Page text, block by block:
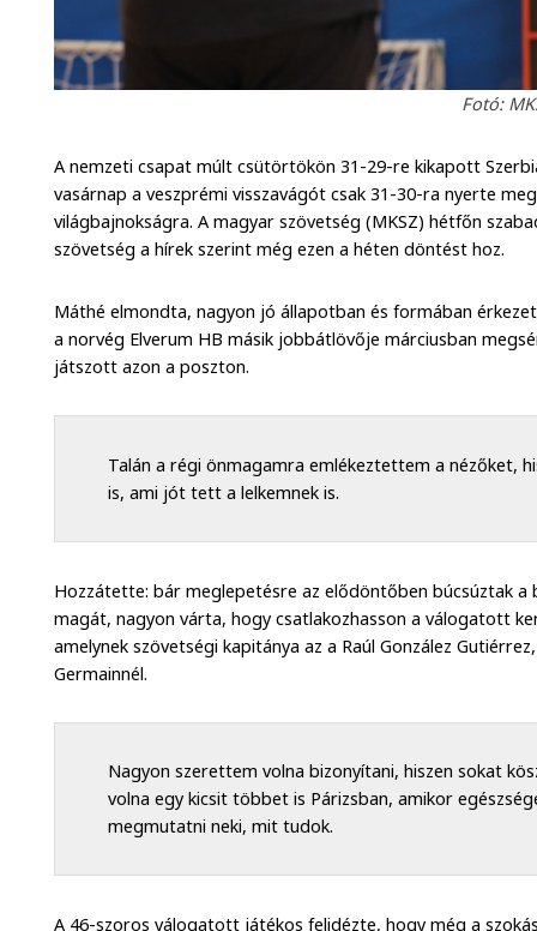
Fotó:
A nemzeti csapat múlt csütörtökön 31-29-re kikapott
vasárnap a veszprémi visszavágót csak 31-30-ra nyerte
világbajnokságra. A magyar szövetség (MKSZ) hétfőn
szövetség a hírek szerint még ezen a héten döntést hoz.
Máthé elmondta, nagyon jó állapotban és formában
a norvég Elverum HB másik jobbátlövője márciusban
játszott azon a poszton.
Talán a régi önmagamra emlékeztettem a nézőket,
is, ami jót tett a lelkemnek is.
Hozzátette: bár meglepetésre az elődöntőben búcsúztak
magát, nagyon várta, hogy csatlakozhasson a válogatott
amelynek szövetségi kapitánya az a Raúl González
Germainnél.
Nagyon szerettem volna bizonyítani, hiszen sokat
volna egy kicsit többet is Párizsban, amikor
megmutatni neki, mit tudok.
A 46-szoros válogatott játékos felidézte, hogy még a